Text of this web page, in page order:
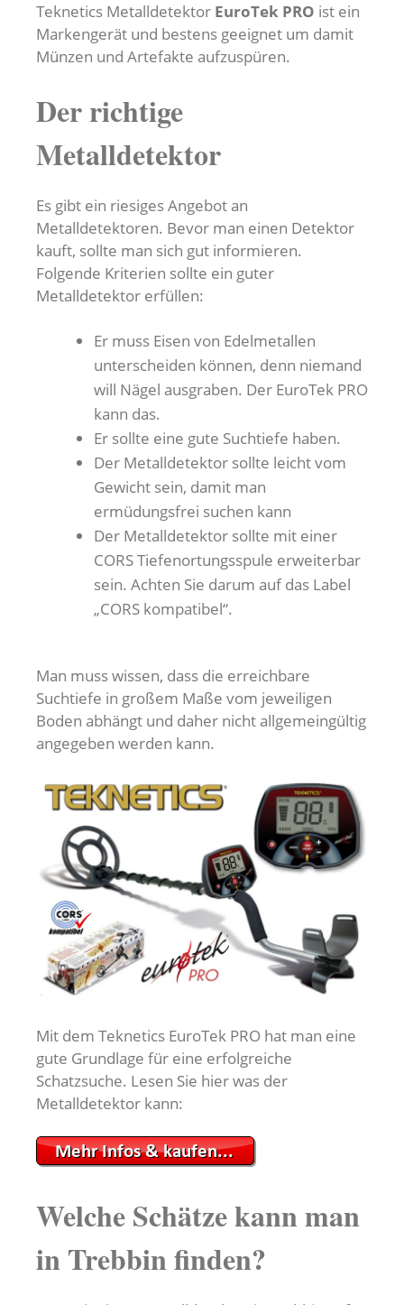
Teknetics Metalldetektor EuroTek PRO ist ein
Markengerät und bestens geeignet um damit
Münzen und Artefakte aufzuspüren.
Der richtige
Metalldetektor
Es gibt ein riesiges Angebot an
Metalldetektoren. Bevor man einen Detektor
kauft, sollte man sich gut informieren.
Folgende Kriterien sollte ein guter
Metalldetektor erfüllen:
Er muss Eisen von Edelmetallen
unterscheiden können, denn niemand
will Nägel ausgraben. Der EuroTek PRO
kann das.
Er sollte eine gute Suchtiefe haben.
Der Metalldetektor sollte leicht vom
Gewicht sein, damit man
ermüdungsfrei suchen kann
Der Metalldetektor sollte mit einer
CORS Tiefenortungsspule erweiterbar
sein. Achten Sie darum auf das Label
„CORS kompatibel“.
Man muss wissen, dass die erreichbare
Suchtiefe in großem Maße vom jeweiligen
Boden abhängt und daher nicht allgemeingültig
angegeben werden kann.
Mit dem Teknetics EuroTek PRO hat man eine
gute Grundlage für eine erfolgreiche
Schatzsuche. Lesen Sie hier was der
Metalldetektor kann:
Welche Schätze kann man
in Trebbin finden?